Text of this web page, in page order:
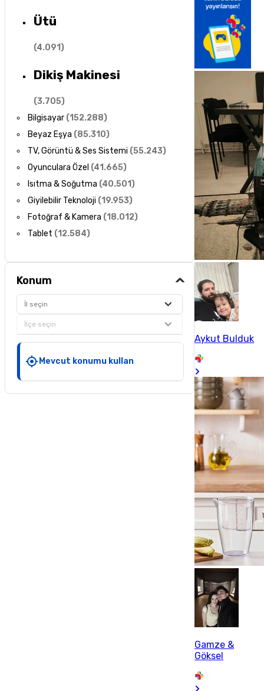
Ütü
(4.091)
Dikiş Makinesi
(3.705)
Bilgisayar (152.288)
Beyaz Eşya (85.310)
TV, Görüntü & Ses Sistemi (55.243)
Oyunculara Özel (41.665)
Isıtma & Soğutma (40.501)
Giyilebilir Teknoloji (19.953)
Fotoğraf & Kamera (18.012)
Tablet (12.584)
Konum
İl seçin
İlçe seçin
Mevcut konumu kullan
Aykut Bulduk
Gamze &
Göksel